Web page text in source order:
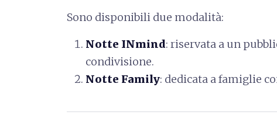
Sono disponibili due modalità:
Notte INmind: riservata a un
condivisione.
Notte Family: dedicata a famiglie